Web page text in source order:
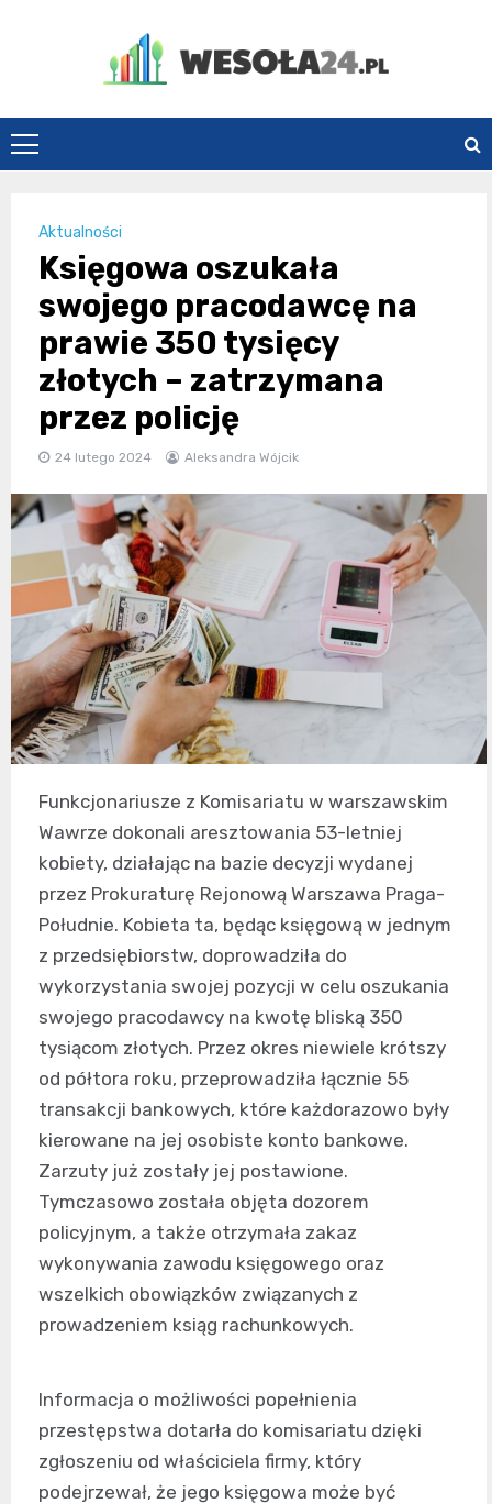
Wesoła24.pl
Aktualności
Księgowa oszukała
swojego pracodawcę na
prawie 350 tysięcy
złotych – zatrzymana
przez policję
24 lutego 2024 Aleksandra Wójcik
Funkcjonariusze z Komisariatu w warszawskim
Wawrze dokonali aresztowania 53-letniej
kobiety, działając na bazie decyzji wydanej
przez Prokuraturę Rejonową Warszawa Praga-
Południe. Kobieta ta, będąc księgową w jednym
z przedsiębiorstw, doprowadziła do
wykorzystania swojej pozycji w celu oszukania
swojego pracodawcy na kwotę bliską 350
tysiącom złotych. Przez okres niewiele krótszy
od półtora roku, przeprowadziła łącznie 55
transakcji bankowych, które każdorazowo były
kierowane na jej osobiste konto bankowe.
Zarzuty już zostały jej postawione.
Tymczasowo została objęta dozorem
policyjnym, a także otrzymała zakaz
wykonywania zawodu księgowego oraz
wszelkich obowiązków związanych z
prowadzeniem ksiąg rachunkowych.
Informacja o możliwości popełnienia
przestępstwa dotarła do komisariatu dzięki
zgłoszeniu od właściciela firmy, który
podejrzewał, że jego księgowa może być